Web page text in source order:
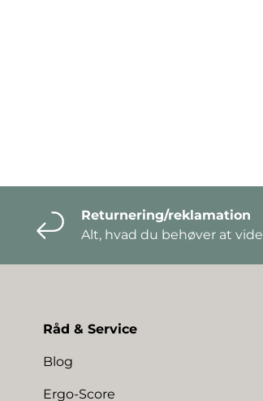
Returnering/reklamation
Alt, hvad du behøver at vide
Råd & Service
Blog
Ergo-Score